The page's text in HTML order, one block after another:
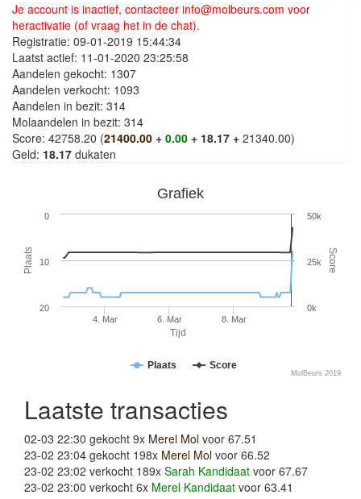
Je account is inactief, contacteer info@molbeurs.com voor
heractivatie (of vraag het in de chat).
Registratie: 09-01-2019 15:44:34
Laatst actief: 11-01-2020 23:25:58
Aandelen gekocht: 1307
Aandelen verkocht: 1093
Aandelen in bezit: 314
Molaandelen in bezit: 314
Score: 42758.20 (21400.00 + 0.00 + 18.17 + 21340.00)
Geld: 18.17 dukaten
Tijd
Plaats Score
Grafiek
Plaats Score
4. Mar 6. Mar 8. Mar
0
10
20 0k
50k
25k
MolBeurs 2019
Laatste transacties
02-03 22:30 gekocht 9x Merel Mol voor 67.51
23-02 23:04 gekocht 198x Merel Mol voor 66.52
23-02 23:02 verkocht 189x Sarah Kandidaat voor 67.67
23-02 23:00 verkocht 6x Merel Kandidaat voor 63.41